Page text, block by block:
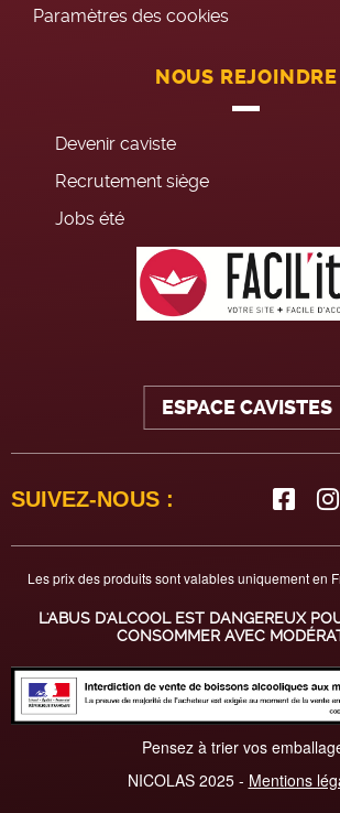
Paramètres des cookies
NOUS REJOINDRE
Devenir caviste
Recrutement siège
Jobs été
ESPACE CAVISTES
SUIVEZ-NOUS :
Les prix des produits sont valables uniquement en
L'ABUS D'ALCOOL EST DANGEREUX
CONSOMMER AVEC
Pensez à trier vos
NICOLAS 2025 - Mentions